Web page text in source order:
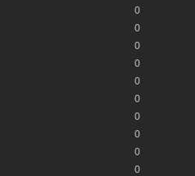
0
0
0
0
0
0
0
0
0
0